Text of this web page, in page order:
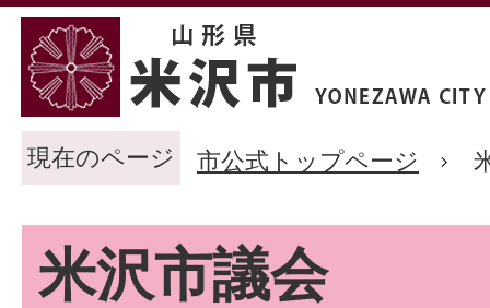
現在のページ 市公式トップページ
米沢市議会